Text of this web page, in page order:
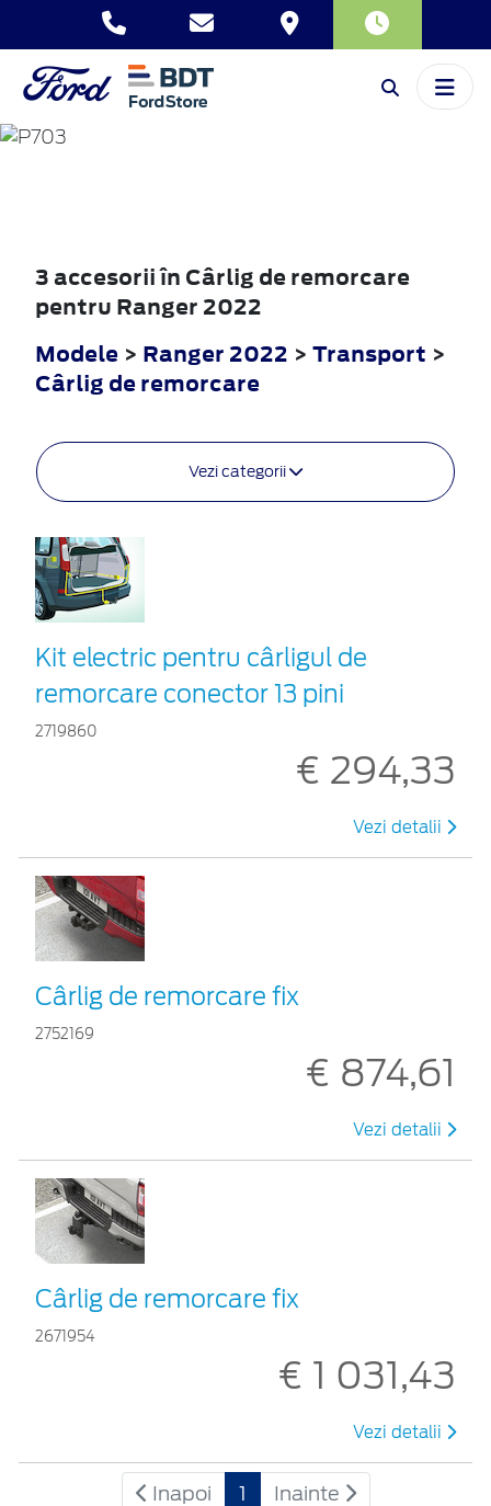
RANGER
3 accesorii în Cârlig de remorcare
pentru Ranger 2022
Modele > Ranger 2022 > Transport >
Cârlig de remorcare
Vezi categorii
Kit electric pentru cârligul de
remorcare conector 13 pini
2719860
€ 294,33
Vezi detalii
Cârlig de remorcare fix
2752169
€ 874,61
Vezi detalii
Cârlig de remorcare fix
2671954
€ 1 031,43
Vezi detalii
Inapoi 1 Inainte